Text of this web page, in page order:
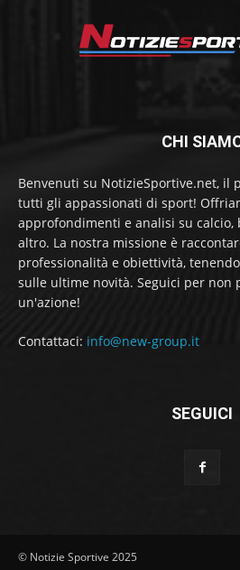
CHI
Benvenuti su NotizieSportive.net,
tutti gli appassionati di sport!
approfondimenti e analisi su calcio,
altro. La nostra missione è
professionalità e obiettività,
sulle ultime novità. Seguici per non
un'azione!
Contattaci: info@new-group.it
SEGUICI
© Notizie Sportive 2025